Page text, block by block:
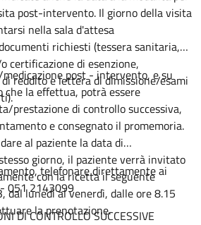
post-intervento. Il giorno della visita
nella sala d'attesa
richiesti (tessera sanitaria,
certificazione di esenzione,
reddito e lettera di dimissione/esami
post - intervento, e su
che la effettua, potrà essere
prestazione di controllo successiva,
e consegnato il promemoria.
al paziente la data di
giorno, il paziente verrà invitato
con la ricetta il seguente
dal lunedì al venerdì, dalle ore 8.15
la prenotazione.
telefonare direttamente ai
051 2143099
DI CONTROLLO SUCCESSIVE